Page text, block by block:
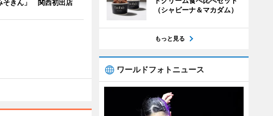
そきん」 関西初出店
（シャビーナ＆マカダム）
もっと見る
ワールドフォトニュース